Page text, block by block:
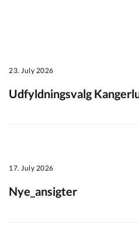
Kommuneplanen
23. July 2026
Udfyldningsvalg
17. July 2026
Nye_ansigter